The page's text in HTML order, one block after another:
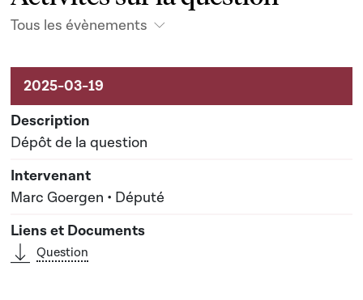
Tous les évènements
Activités liées au dossier
Dépôt de la question
Marc Goergen • Député
Question